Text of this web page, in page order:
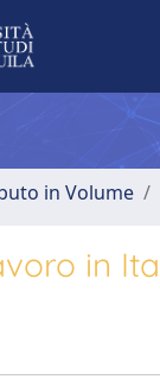
in Volume
in